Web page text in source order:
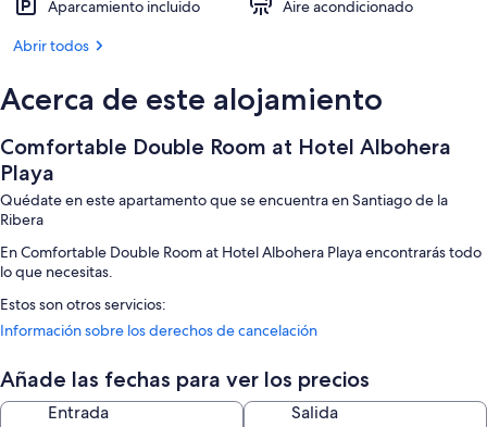
Aparcamiento incluido
Aire acondicionado
Abrir todos
Acerca de este alojamiento
Comfortable Double Room at Hotel Albohera
Playa
Quédate en este apartamento que se encuentra en Santiago de la
Ribera
En Comfortable Double Room at Hotel Albohera Playa encontrarás todo
lo que necesitas.
Estos son otros servicios:
Aparcamiento gratis
Un ascensor y espacios sin humos
Características de la habitación
Información sobre los derechos de cancelación
Añade las fechas para ver los precios
Entrada Salida